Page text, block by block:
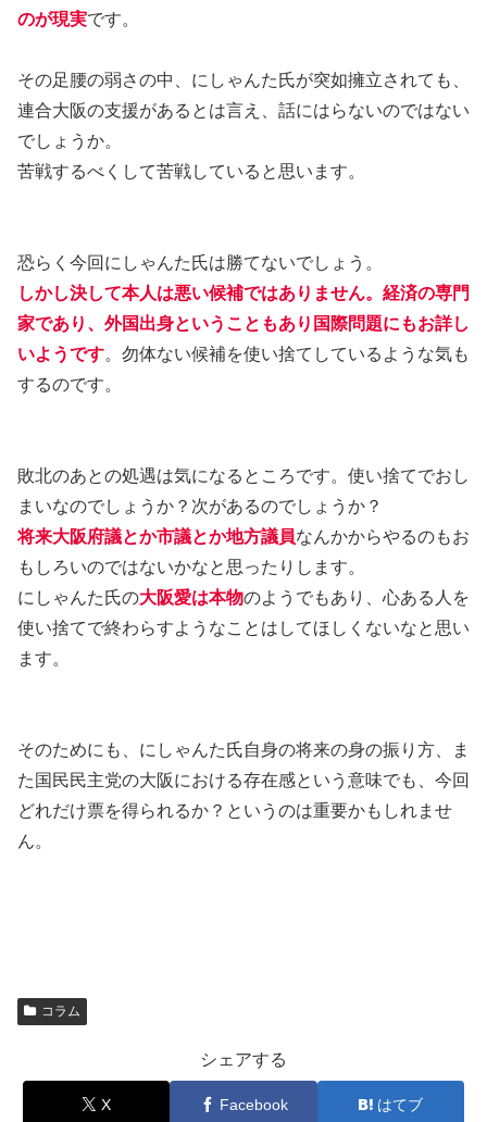
のが現実です。
その足腰の弱さの中、にしゃんた氏が突如擁立されても、
連合大阪の支援があるとは言え、話にはらないのではない
でしょうか。
苦戦するべくして苦戦していると思います。
恐らく今回にしゃんた氏は勝てないでしょう。
しかし決して本人は悪い候補ではありません。経済の専門
家であり、外国出身ということもあり国際問題にもお詳し
いようです。勿体ない候補を使い捨てしているような気も
するのです。
敗北のあとの処遇は気になるところです。使い捨てでおし
まいなのでしょうか？次があるのでしょうか？
将来大阪府議とか市議とか地方議員なんかからやるのもお
もしろいのではないかなと思ったりします。
にしゃんた氏の大阪愛は本物のようでもあり、心ある人を
使い捨てで終わらすようなことはしてほしくないなと思い
ます。
そのためにも、にしゃんた氏自身の将来の身の振り方、ま
た国民民主党の大阪における存在感という意味でも、今回
どれだけ票を得られるか？というのは重要かもしれませ
ん。
コラム
シェアする
X Facebook はてブ